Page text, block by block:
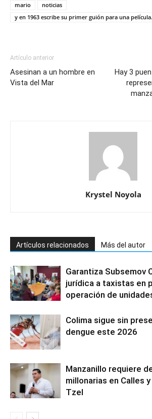
mario
noticias
y en 1963 escribe su primer guión para una película.
Artículo anterior
Asesinan a un hombre en
Vista del Mar
Hay 3
Krystel Noyola
Artículos relacionados Más del autor
Garantiza Subsemov
jurídica a taxistas en
operación de
Colima sigue sin
dengue este 2026
Manzanillo requiere
millonarias en Calles
Tzel